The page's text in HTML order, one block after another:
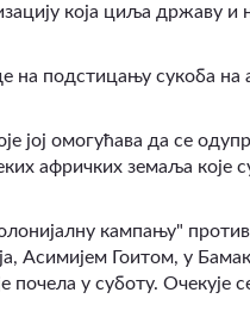
која циља државу
на подстицању сукоба
јој омогућава да се
афричких земаља које
кампању" против
Гоитом, у
у суботу. Очекује